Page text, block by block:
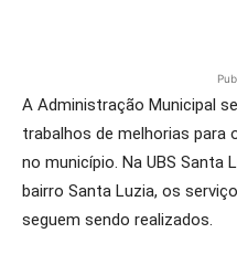
A Administração Municipal
trabalhos de melhorias para
no município. Na UBS Santa
bairro Santa Luzia, os
seguem sendo realizados.